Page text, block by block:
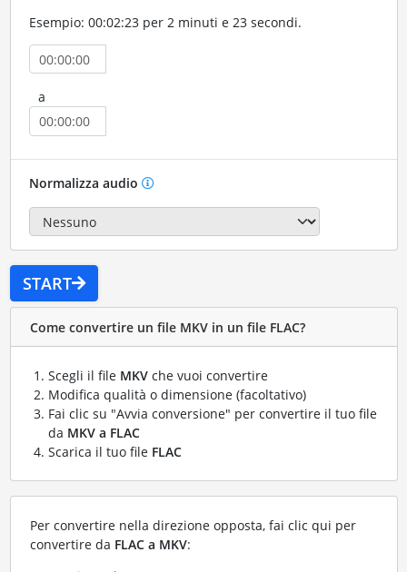
Esempio: 00:02:23 per 2 minuti e 23 secondi.
a
Normalizza audio
START
Come convertire un file MKV in un file FLAC?
Scegli il file MKVche vuoi convertire
Modifica qualità o dimensione (facoltativo)
Fai clic su "Avvia conversione" per convertire il tuo file
da MKV a FLAC
Scarica il tuo file FLAC
Per convertire nella direzione opposta, fai clic qui per
convertire da FLAC a MKV: